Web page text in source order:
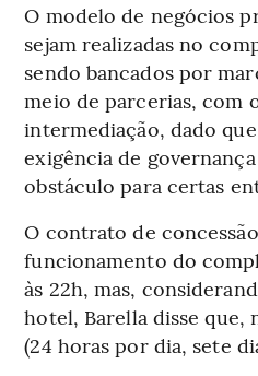
O modelo de negócios
sejam realizadas no
sendo bancados por
meio de parcerias, com
intermediação, dado
exigência de
obstáculo para certas
O contrato de
funcionamento do
às 22h, mas,
hotel, Barella disse que,
(24 horas por dia, sete